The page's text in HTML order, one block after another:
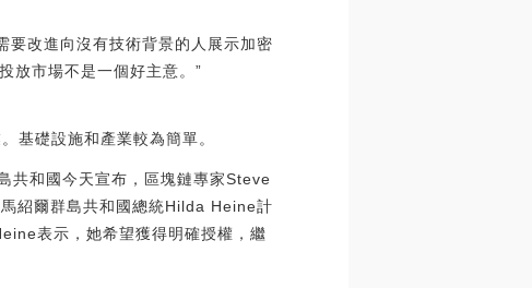
要改進向沒有技術背景的人展示加密
放市場不是一個好主意。”
基礎設施和產業較為簡單。
共和國今天宣布，區塊鏈專家Steve
紹爾群島共和國總統Hilda Heine計
表示，她希望獲得明確授權，繼